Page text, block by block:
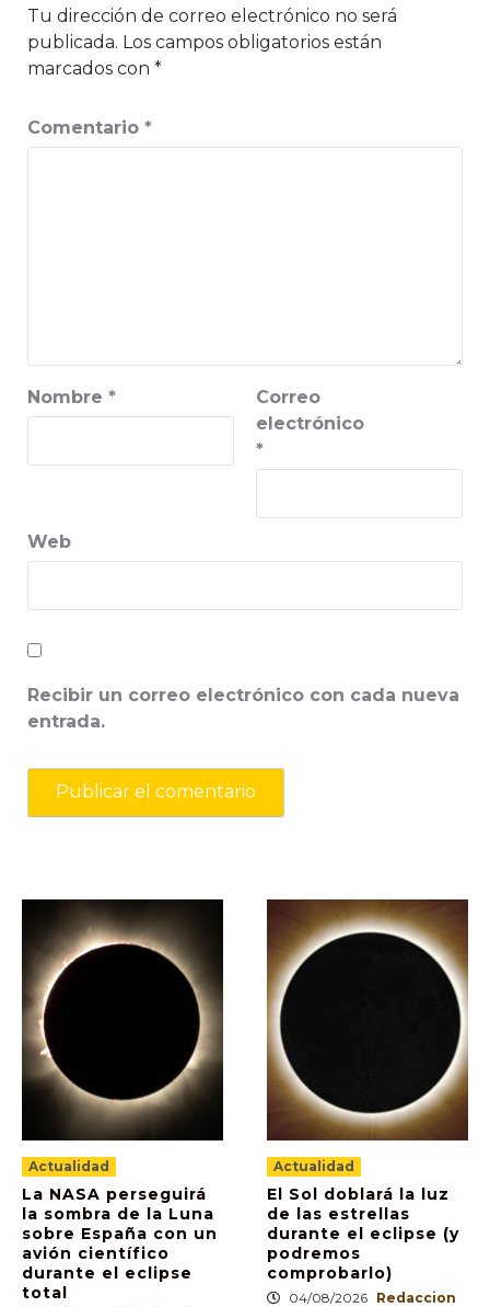
Tu dirección de correo electrónico no será
publicada. Los campos obligatorios están
marcados con *
Comentario *
Nombre *
Correo
electrónico
*
Web
Recibir un correo electrónico con cada nueva
entrada.
Actualidad
La NASA perseguirá
la sombra de la Luna
sobre España con un
avión científico
durante el eclipse
total
Actualidad
El Sol doblará la luz
de las estrellas
durante el eclipse (y
podremos
comprobarlo)
04/08/2026 Redaccion